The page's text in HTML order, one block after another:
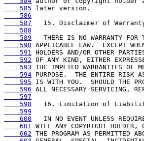
    585
    586
    587
    588
    589
    590
    591
    592
    593
    594
    595
    596
    597
    598
    599
    600
    601
    602